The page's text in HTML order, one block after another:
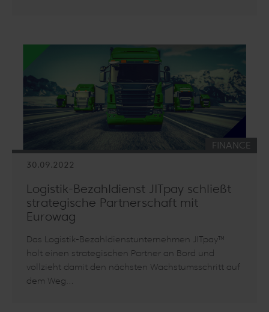
KATEGORIE:
FINANCE
30.09.2022
Logistik-Bezahldienst JITpay schließt
strategische Partnerschaft mit
Eurowag
Das Logistik-Bezahldienstunternehmen JITpay™
holt einen strategischen Partner an Bord und
vollzieht damit den nächsten Wachstumsschritt auf
dem Weg…